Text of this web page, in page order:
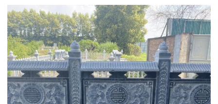
KIẾN TRÚC ĐÁ LAN CAN ĐÁ
Mẫu lan can đá xanh tinh tế, sang trọng, bền vững, nổi bật năm
2026
Lan can đá xanh là một trong những mẫu lan can đá nổi bật và
rất được ưa chuộng nhờ độ bền vượt trội, tính ...